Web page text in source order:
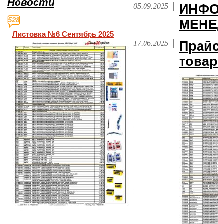
528
Листовка №6 Сентябрь 2025
05.09.2025
17.06.2025